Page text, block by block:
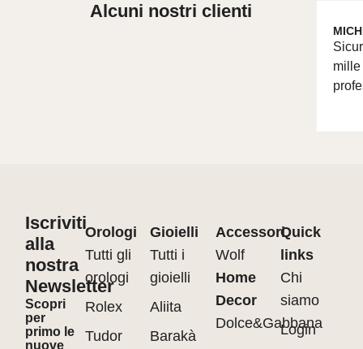
Alcuni nostri clienti
mille
Iscriviti
alla
nostra
Newsletter
Scopri
per
primo le
nuove
Orologi
Tutti gli
orologi
Rolex
Tudor
Gioielli
Tutti i
gioielli
Aliita
Barakà
Accessori
Wolf
Home
Decor
Dolce&Gabbana
Quick
links
Chi
siamo
Login